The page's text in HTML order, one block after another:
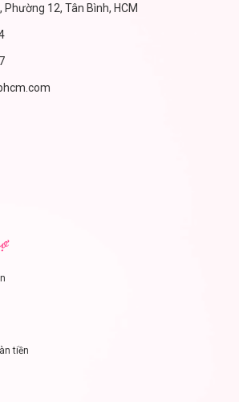
Phường 12, Tân Bình, HCM
tiền